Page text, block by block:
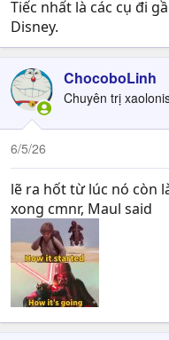
Tiếc nhất là các cụ đi
Disney.
ChocoboLinh
Chuyên trị
6/5/26
lẽ ra hốt từ lúc nó còn
xong cmnr, Maul said